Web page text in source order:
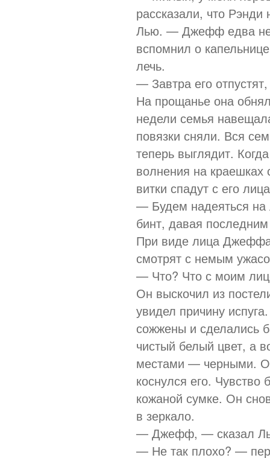
рассказали, что
Лью. — Джефф едва не
вспомнил о
лечь.
— Завтра его
На прощанье она
недели семья
повязки сняли. Вся
теперь выглядит.
волнения на
витки спадут с его
— Будем надеяться на
бинт, давая
При виде лица
смотрят с немым
— Что? Что с моим
Он выскочил из
увидел причину
сожжены и сделались
чистый белый цвет, а
местами — черными.
коснулся его. Чувство
кожаной сумке. Он
в зеркало.
— Джефф, — сказал
— Не так плохо? —